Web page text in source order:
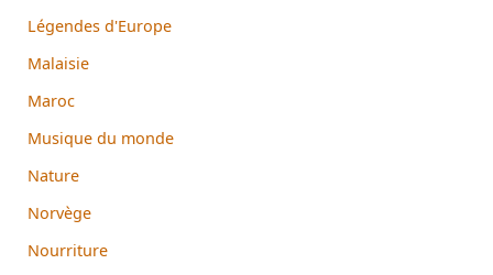
Légendes d'Europe
Malaisie
Maroc
Musique du monde
Nature
Norvège
Nourriture